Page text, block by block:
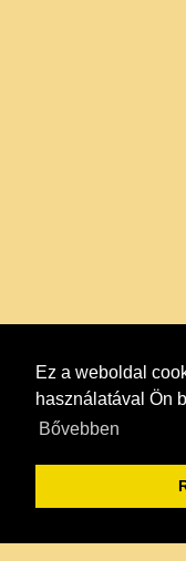
Ez a weboldal
használatával Ön
Bővebben